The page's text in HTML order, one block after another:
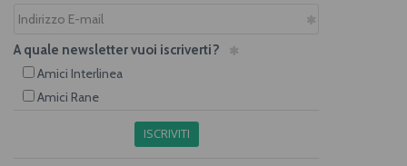
A quale newsletter vuoi iscriverti?
Amici Interlinea
Amici Rane
ISCRIVITI